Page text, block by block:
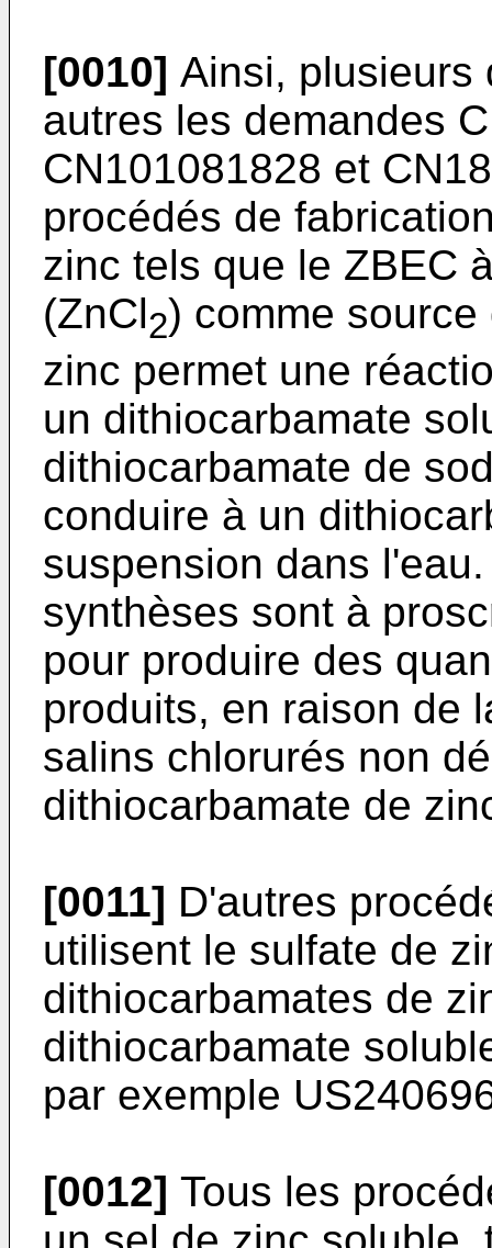
[0010] Ainsi, plusieurs
autres les demandes
CN101081828 et
procédés de
zinc tels que le ZBEC
(ZnCl2) comme
zinc permet une
un dithiocarbamate
dithiocarbamate de
conduire à un
suspension dans
synthèses sont à
pour produire des
produits, en raison de
salins chlorurés non
dithiocarbamate de
[0011] D'autres
utilisent le sulfate de
dithiocarbamates de
dithiocarbamate
par exemple
[0012] Tous les